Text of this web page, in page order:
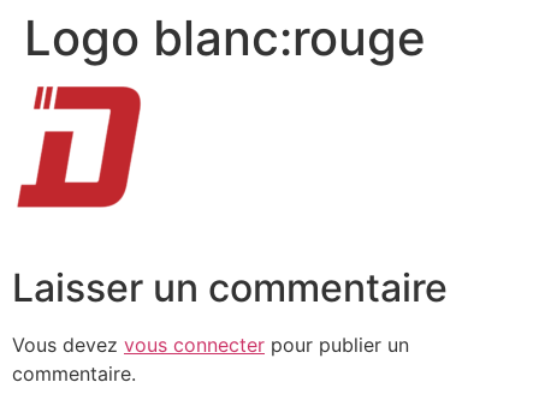
Logo blanc:rouge
Laisser un commentaire
Vous devez vous connecter pour publier un
commentaire.